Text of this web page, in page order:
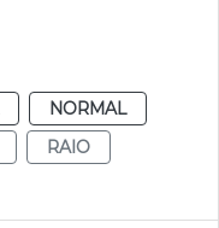
NORMAL
RAIO